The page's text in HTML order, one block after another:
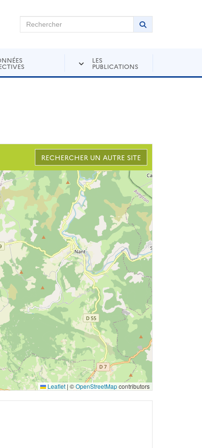
sur Andra Inventaire Rechercher
Lancer la
LES
PUBLICATIONS
RECHERCHER UN AUTRE SITE
Leaflet | ©OpenStreetMapcontributors